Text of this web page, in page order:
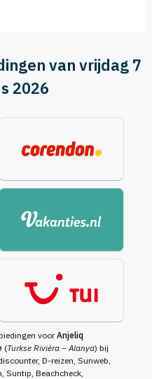
van vrijdag 7
2026
voorAnjeliq
(Turkse Rivièra – Alanya) bij
D-reizen, Sunweb,
Suntip, Beachcheck,